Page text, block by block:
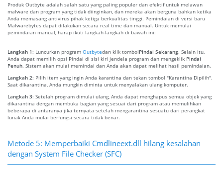
Produk Outbyte adalah salah satu yang paling populer dan efektif untuk melawan
malware dan program yang tidak diinginkan, dan mereka akan berguna bahkan ketika
Anda memasang antivirus pihak ketiga berkualitas tinggi. Pemindaian di versi baru
Malwarebytes dapat dilakukan secara real time dan manual. Untuk memulai
pemindaian manual, harap ikuti langkah-langkah di bawah ini:
Langkah 1: Luncurkan program Outbytedan klik tombolPindai Sekarang. Selain itu,
Anda dapat memilih opsi Pindai di sisi kiri jendela program dan mengeklik Pindai
Penuh. Sistem akan mulai memindai dan Anda akan dapat melihat hasil pemindaian.
Langkah 2: Pilih item yang ingin Anda karantina dan tekan tombol "Karantina Dipilih".
Saat dikarantina, Anda mungkin diminta untuk menyalakan ulang komputer.
Langkah 3: Setelah program dimulai ulang, Anda dapat menghapus semua objek yang
dikarantina dengan membuka bagian yang sesuai dari program atau memulihkan
beberapa di antaranya jika ternyata setelah mengarantina sesuatu dari perangkat
lunak Anda mulai berfungsi secara tidak benar.
Metode 5: Memperbaiki Cmdlineext.dll hilang kesalahan
dengan System File Checker (SFC)